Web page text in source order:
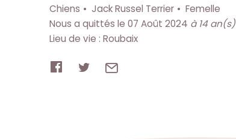
Chiens Jack Russel Terrier
Femelle
Nous a quittés le 07 Août 2024 à 14 an(s)
Lieu de vie : Roubaix